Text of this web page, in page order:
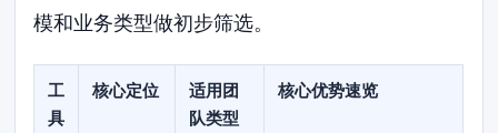
模和业务类型做初步筛选。
工
具
核心定位
适用团
队类型
核心优势速览